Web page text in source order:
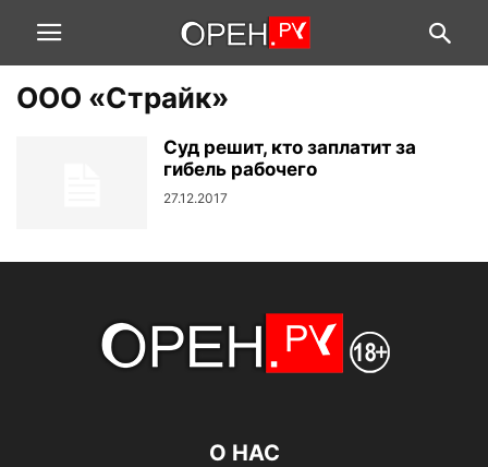
ООО «Страйк»
Суд решит, кто заплатит за
гибель рабочего
27.12.2017
О НАС